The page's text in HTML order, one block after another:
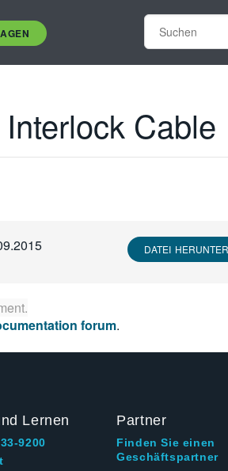
Cable
DATEI
.
forum.
Lernen
9200
Partner
Finden Sie einen
Geschäftspartner